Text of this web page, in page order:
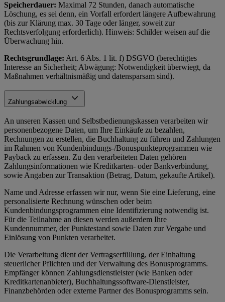
Speicherdauer: Maximal 72 Stunden, danach automatische
Löschung, es sei denn, ein Vorfall erfordert längere Aufbewahrung
(bis zur Klärung max. 30 Tage oder länger, soweit zur
Rechtsverfolgung erforderlich). Hinweis: Schilder weisen auf die
Überwachung hin.
Rechtsgrundlage: Art. 6 Abs. 1 lit. f) DSGVO (berechtigtes
Interesse an Sicherheit; Abwägung: Notwendigkeit überwiegt, da
Maßnahmen verhältnismäßig und datensparsam sind).
Zahlungsabwicklung
An unseren Kassen und Selbstbedienungskassen verarbeiten wir
personenbezogene Daten, um Ihre Einkäufe zu bezahlen,
Rechnungen zu erstellen, die Buchhaltung zu führen und Zahlungen
im Rahmen von Kundenbindungs-/Bonuspunkteprogrammen wie
Payback zu erfassen. Zu den verarbeiteten Daten gehören
Zahlungsinformationen wie Kreditkarten- oder Bankverbindung,
sowie Angaben zur Transaktion (Betrag, Datum, gekaufte Artikel).
Name und Adresse erfassen wir nur, wenn Sie eine Lieferung, eine
personalisierte Rechnung wünschen oder beim
Kundenbindungsprogrammen eine Identifizierung notwendig ist.
Für die Teilnahme an diesen werden außerdem Ihre
Kundennummer, der Punktestand sowie Daten zur Vergabe und
Einlösung von Punkten verarbeitet.
Die Verarbeitung dient der Vertragserfüllung, der Einhaltung
steuerlicher Pflichten und der Verwaltung des Bonusprogramms.
Empfänger können Zahlungsdienstleister (wie Banken oder
Kreditkartenanbieter), Buchhaltungssoftware-Dienstleister,
Finanzbehörden oder externe Partner des Bonusprogramms sein.